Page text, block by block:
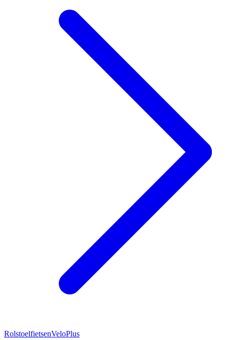
RolstoelfietsenVeloPlus